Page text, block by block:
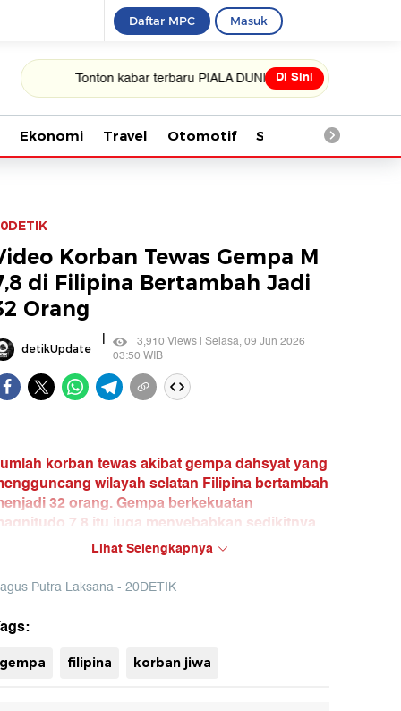
Daftar MPC Masuk
Tonton kabar terbaru PIALA DUNIA 2026 Di Sini
Ekonomi Travel Otomotif Saintek
Korban Tewas Gempa M
di Filipina Bertambah Jadi
Orang
detikUpdate |
3,910 Views | Selasa, 09 Jun 2026
03:50 WIB
korban tewas akibat gempa dahsyat yang
wilayah selatan Filipina bertambah
32 orang. Gempa berkekuatan
7,8 itu juga menyebabkan sedikitnya
134 orang terluka dan merusak sejumlah
bangunan serta infrastruktur.
Filipina masih melakukan pencarian dan
di sejumlah lokasi terdampak.
Lihat Selengkapnya
Putra Laksana - 20DETIK
gempa filipina korban jiwa